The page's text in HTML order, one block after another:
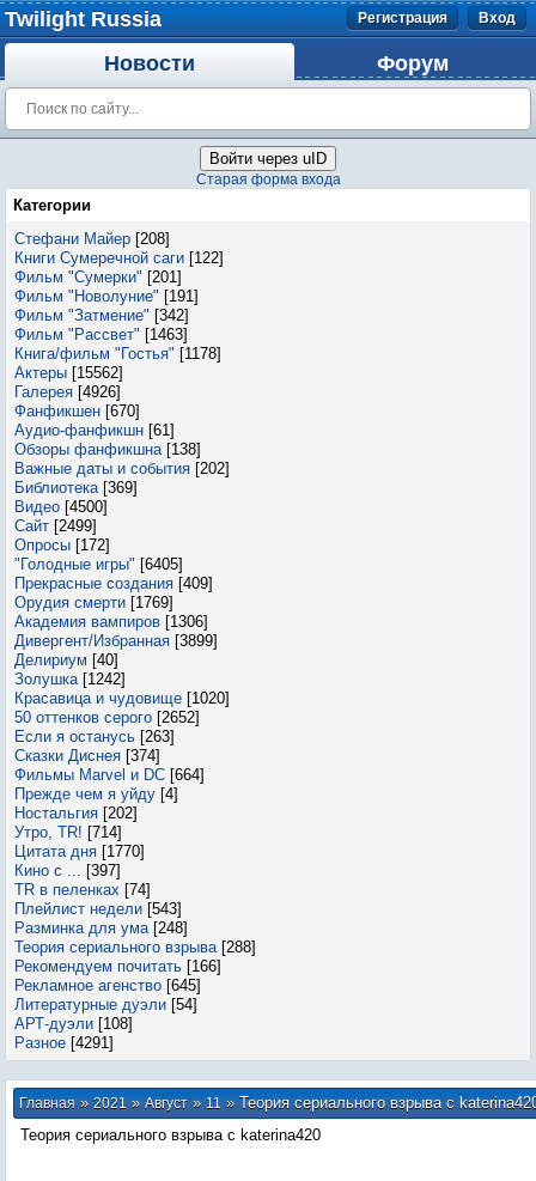
Twilight Russia Регистрация Вход
Новости Форум
Войти через uID
Старая форма входа
Категории
Стефани Майер [208]
Книги Сумеречной саги [122]
Фильм "Сумерки" [201]
Фильм "Новолуние" [191]
Фильм "Затмение" [342]
Фильм "Рассвет" [1463]
Книга/фильм "Гостья" [1178]
Актеры [15562]
Галерея [4926]
Фанфикшен [670]
Аудио-фанфикшн [61]
Обзоры фанфикшна [138]
Важные даты и события [202]
Библиотека [369]
Видео [4500]
Сайт [2499]
Опросы [172]
"Голодные игры" [6405]
Прекрасные создания [409]
Орудия смерти [1769]
Академия вампиров [1306]
Дивергент/Избранная [3899]
Делириум [40]
Золушка [1242]
Красавица и чудовище [1020]
50 оттенков серого [2652]
Если я останусь [263]
Сказки Диснея [374]
Фильмы Marvel и DC [664]
Прежде чем я уйду [4]
Ностальгия [202]
Утро, TR! [714]
Цитата дня [1770]
Кино с ... [397]
TR в пеленках [74]
Плейлист недели [543]
Разминка для ума [248]
Теория сериального взрыва [288]
Рекомендуем почитать [166]
Рекламное агенство [645]
Литературные дуэли [54]
АРТ-дуэли [108]
Разное [4291]
Главная»2021 » Август » 11» Теория сериального взрыва с
Теория сериального взрыва с katerina420